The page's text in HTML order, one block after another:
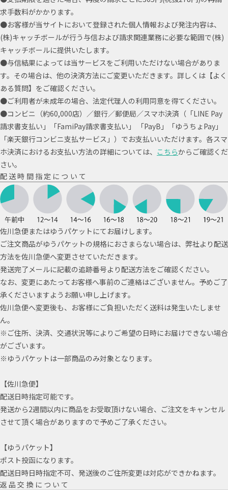
求手数料がかかります。
●お客様が当サイトにおいて登録された個人情報および発注内容は、
(株)キャッチボールが行う与信および請求関連業務に必要な範囲で(株)
キャッチボールに提供いたします。
●与信結果によっては当サービスをご利用いただけない場合がありま
す。その場合は、他の決済方法にご変更いただきます。詳しくは【よく
ある質問】をご確認ください。
●ご利用者が未成年の場合、法定代理人の利用同意を得てください。
●コンビニ（約60,000店）／銀行／郵便局／スマホ決済（「LINE Pay
請求書支払い」「FamiPay請求書支払い」 「PayB」「ゆうちょPay」
「楽天銀行コンビニ支払サービス」）でお支払いいただけます。各スマ
ホ決済におけるお支払い方法の詳細については、 こちらからご確認くだ
さい。
配送時間指定について
佐川急便またはゆうパケットにてお届けします。
ご注文商品がゆうパケットの規格におさまらない場合は、弊社より配送
方法を佐川急便へ変更させていただきます。
発送完了メールに記載の追跡番号より配送方法をご確認ください。
なお、変更にあたってお客様へ事前のご連絡はございません。予めご了
承くださいますようお願い申し上げます。
佐川急便へ変更後も、お客様にご負担いただく送料は発生いたしませ
ん。
※ご住所、決済、交通状況等によりご希望の日時にお届けできない場合
がございます。
※ゆうパケットは一部商品のみ対象となります。
【佐川急便】
配送日時指定可能です。
発送から2週間以内に商品をお受取頂けない場合、ご注文をキャンセル
させて頂く場合がありますので予めご了承ください。
【ゆうパケット】
ポスト投函になります。
配送日時日時指定不可、発送後のご住所変更は対応ができかねます。
返品交換について